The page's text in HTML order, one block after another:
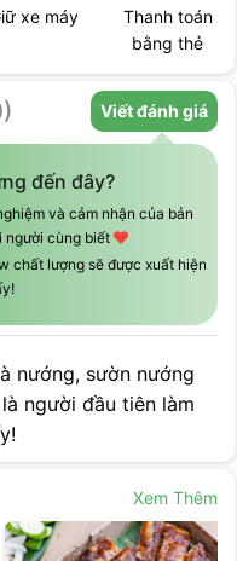
xe máy
Thanh toán
bằng thẻ
) Viết đánh giá
đến đây?
và cảm nhận của bản
người cùng biết
chất lượng sẽ được xuất hiện
nướng, sườn nướng
người đầu tiên làm
Xem Thêm